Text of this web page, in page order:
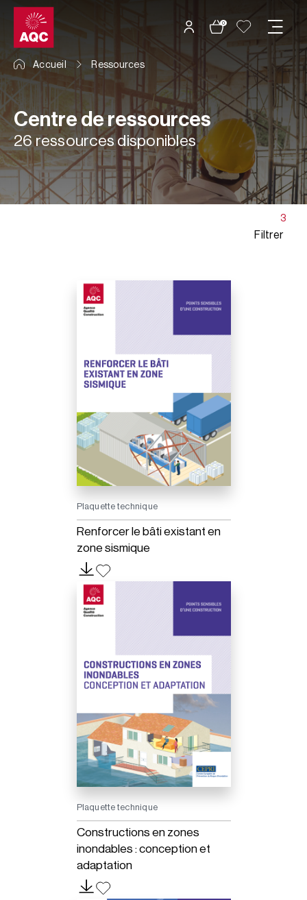
Panneau de gestion des cookies
0
Accueil Ressources
Centre de ressources
26 ressources disponibles
Filtrer
3
Plaquette technique
Renforcer le bâti existant en
zone sismique
Plaquette technique
Constructions en zones
inondables : conception et
adaptation